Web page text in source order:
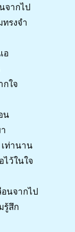
จากไป
รงจำ
อ
กใจ
น
ท่านาน
ไว้ในใจ
นจากไป
รู้สึก